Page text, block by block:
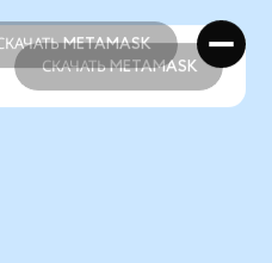
METAMASK
СКАЧАТЬ METAMASK
СКАЧАТЬ METAMASK